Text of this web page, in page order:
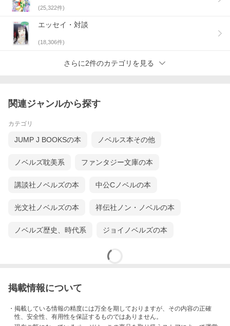
(25,322件)
エッセイ・対談
(18,306件)
さらに2件のカテゴリを見る
関連ジャンルから探す
カテゴリ
JUMP J BOOKSの本 ノベルス本その他
ノベルズ耽美系 ファンタジー文庫の本
講談社ノベルズの本 中公Cノベルの本
光文社ノベルズの本 祥伝社ノン・ノベルの本
ノベルズ歴史、時代系 ジョイノベルズの本
掲載情報について
・掲載している情報の精度には万全を期しておりますが、その内容の正確
性、安全性、有用性を保証するものではありません。